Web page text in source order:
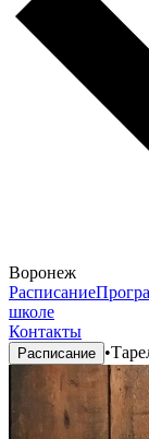
Воронеж
Расписание
школе
Контакты
Расписание •